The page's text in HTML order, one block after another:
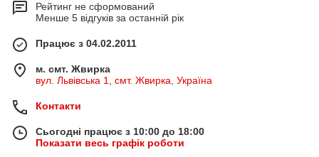
Рейтинг не сформований
Менше 5 відгуків за останній рік
Працює з 04.02.2011
м. смт. Жвирка
вул. Львівська 1, смт. Жвирка, Україна
Контакти
Сьогодні працює з 10:00 до 18:00
Показати весь графік роботи